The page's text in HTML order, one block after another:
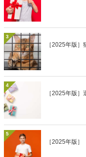
3
［2025年版
4
［2025年版
5
［2025年版